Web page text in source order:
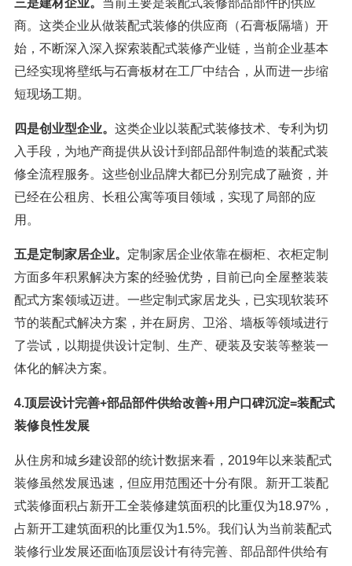
三是建材企业。 当前主要是装配式装修部品部件的供应
商。这类企业从做装配式装修的供应商（石膏板隔墙）开
始，不断深入深入探索装配式装修产业链，当前企业基本
已经实现将壁纸与石膏板材在工厂中结合，从而进一步缩
短现场工期。
四是创业型企业。 这类企业以装配式装修技术、专利为切
入手段，为地产商提供从设计到部品部件制造的装配式装
修全流程服务。这些创业品牌大都已分别完成了融资，并
已经在公租房、长租公寓等项目领域，实现了局部的应
用。
五是定制家居企业。 定制家居企业依靠在橱柜、衣柜定制
方面多年积累解决方案的经验优势，目前已向全屋整装装
配式方案领域迈进。一些定制式家居龙头，已实现软装环
节的装配式解决方案，并在厨房、卫浴、墙板等领域进行
了尝试，以期提供设计定制、生产、硬装及安装等整装一
体化的解决方案。
4.顶层设计完善+部品部件供给改善+用户口碑沉淀=装配式
装修良性发展
从住房和城乡建设部的统计数据来看，2019年以来装配式
装修虽然发展迅速，但应用范围还十分有限。新开工装配
式装修面积占新开工全装修建筑面积的比重仅为18.97%，
占新开工建筑面积的比重仅为1.5%。我们认为当前装配式
装修行业发展还面临顶层设计有待完善、部品部件供给有